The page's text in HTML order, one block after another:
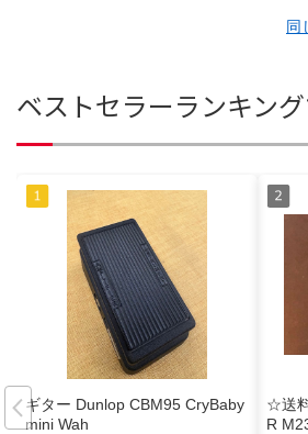
同
ベストセラーランキン
ギター Dunlop CBM95 CryBaby
mini Wah
☆送
R